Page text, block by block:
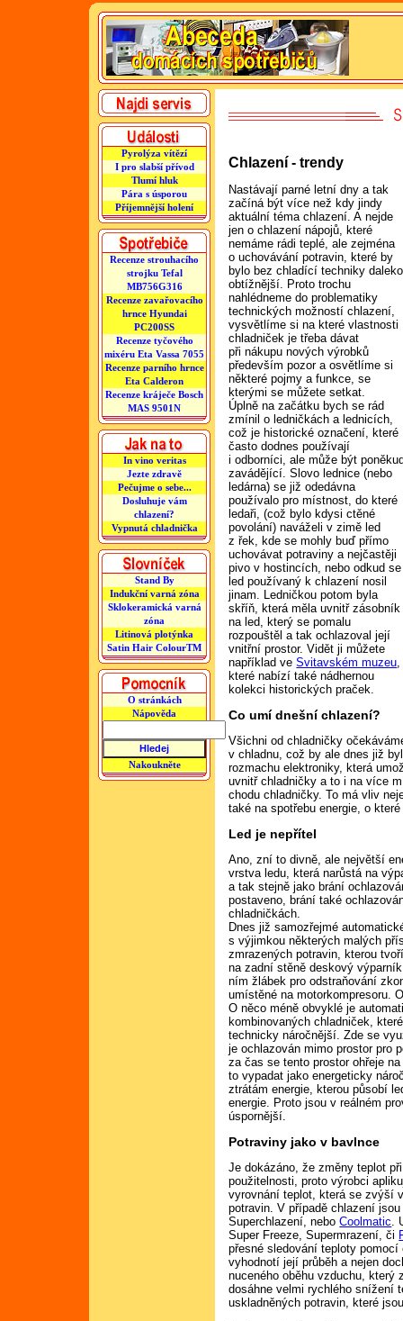
Pyrolýza vítězí
I pro slabší přívod
Tlumí hluk
Pára s úsporou
Příjemnější holení
Recenze strouhacího
strojku Tefal
MB756G316
Recenze zavařovacího
hrnce Hyundai
PC200SS
Recenze tyčového
mixéru Eta Vassa 7055
Recenze parního hrnce
Eta Calderon
Recenze kráječe Bosch
MAS 9501N
In vino veritas
Jezte zdravě
Pečujme o sebe...
Dosluhuje vám
chlazení?
Vypnutá chladnička
Stand By
Indukční varná zóna
Sklokeramická varná
zóna
Litinová plotýnka
Satin Hair ColourTM
O stránkách
Nápověda
Nakoukněte
Chlazení - trendy
Nastávají parné letní dny a tak
začíná být více než kdy jindy
aktuální téma chlazení. A nejde
jen o chlazení nápojů, které
nemáme rádi teplé, ale zejména
o uchovávání potravin, které by
bylo bez chladící techniky daleko
obtížnější. Proto trochu
nahlédneme do problematiky
technických možností chlazení,
vysvětlíme si na které vlastnosti
chladniček je třeba dávat
při nákupu nových výrobků
především pozor a osvětlíme si
některé pojmy a funkce, se
kterými se můžete setkat.
Úplně na začátku bych se rád
zmínil o ledničkách a lednicích,
což je historické označení, které
často dodnes používají
i odborníci, ale může být
zavádějící. Slovo lednice (nebo
ledárna) se již odedávna
používalo pro místnost, do které
ledaři, (což bylo kdysi ctěné
povolání) naváželi v zimě led
z řek, kde se mohly buď přímo
uchovávat potraviny a nejčastěji
pivo v hostincích, nebo odkud se
led používaný k chlazení nosil
jinam. Ledničkou potom byla
skříň, která měla uvnitř zásobník
na led, který se pomalu
rozpouštěl a tak ochlazoval její
vnitřní prostor. Vidět ji můžete
například veSvitavském muzeu,
které nabízí také nádhernou
kolekci historických praček.
Co umí dnešní chlazení?
Všichni od chladničky
v chladnu, což by ale dnes již
rozmachu elektroniky, která
uvnitř chladničky a to i na více
chodu chladničky. To má vliv
také na spotřebu energie, o
Led je nepřítel
Ano, zní to divně, ale největší
vrstva ledu, která narůstá na
a tak stejně jako brání
postaveno, brání také
chladničkách.
Dnes již samozřejmé
s výjimkou některých malých
zmrazených potravin, kterou
na zadní stěně deskový
ním žlábek pro odstraňování
umístěné na motorkompresoru.
O něco méně obvyklé je
kombinovaných chladniček,
technicky náročnější. Zde se
je ochlazován mimo prostor pro
za čas se tento prostor ohřeje
to vypadat jako energeticky
ztrátám energie, kterou působí
energie. Proto jsou v reálném
úspornější.
Potraviny jako v bavlnce
Je dokázáno, že změny teplot
použitelnosti, proto výrobci
vyrovnání teplot, která se zvýší
potravin. V případě chlazení
Superchlazení, neboCoolmatic.
Super Freeze, Supermrazení, či
přesné sledování teploty
vyhodnotí její průběh a nejen
nuceného oběhu vzduchu,
dosáhne velmi rychlého snížení
uskladněných potravin, které